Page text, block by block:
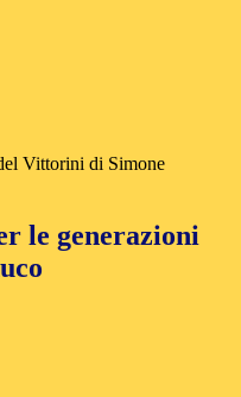
Vittorini di Simone
le generazioni